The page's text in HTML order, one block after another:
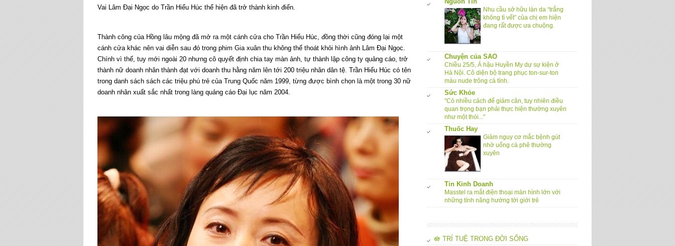
Vai Lâm Đại Ngọc do Trần Hiểu Húc thể hiện đã trở thành kinh điển.
Thành công của Hồng lâu mộng đã mở ra một cánh cửa cho Trần Hiểu Húc, đồng thời cũng đóng lại một
cánh cửa khác nên vai diễn sau đó trong phim Gia xuân thu không thể thoát khỏi hình ảnh Lâm Đại Ngọc.
Chính vì thế, tuy mới ngoài 20 nhưng cô quyết định chia tay màn ảnh, tự thành lập công ty quảng cáo, trở
thành nữ doanh nhân thành đạt với doanh thu hằng năm lên tới 200 triệu nhân dân tệ. Trần Hiểu Húc có tên
trong danh sách sách các triệu phú trẻ của Trung Quốc năm 1999, từng được bình chọn là một trong 30 nữ
doanh nhân xuất sắc nhất trong làng quảng cáo Đại lục năm 2004.
Nhu cầu sở hữu làn da “trắng
không tì vết” của chị em hiện
đang rất được ưa chuộng.
Chuyện của SAO
Chiều 25/5, Á hậu Huyền My dự sự kiện ở
Hà Nội. Cô diện bộ trang phục ton-sur-ton
màu nude trông cá tính.
Sức Khỏe
"Có nhiều cách để giảm cân, tuy nhiên điều
quan trọng bạn phải thực hiện thường xuyên
như một thói..."
Thuốc Hay
Giảm nguy cơ mắc bệnh gút
nhờ uống cà phê thường
xuyên
Tin Kinh Doanh
Masstel ra mắt điện thoại màn hình lớn với
những tính năng hướng tới giới trẻ
🪷 TRÍ TUỆ TRONG ĐỜI SỐNG